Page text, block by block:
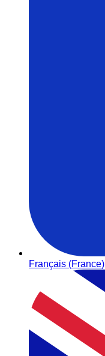
Français (France)